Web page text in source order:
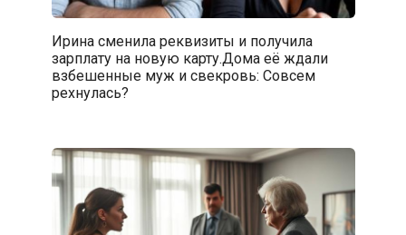
Ирина сменила реквизиты и получила
зарплату на новую карту.Дома её ждали
взбешенные муж и свекровь: Совсем
рехнулась?